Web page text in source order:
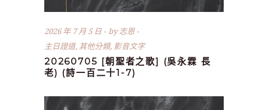
2026 年 7 月 5 日 by志恩
主日證道, 其他分類, 影音文字
20260705 [朝聖者之歌] (吳永霖 長
老) (詩一百二十1-7)